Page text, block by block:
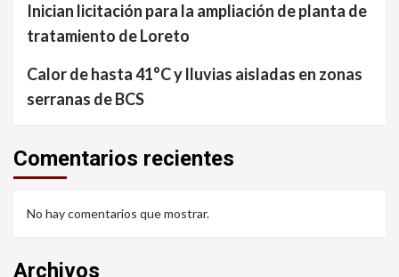
Inician licitación para la ampliación de planta de
tratamiento de Loreto
Calor de hasta 41°C y lluvias aisladas en zonas
serranas de BCS
Comentarios recientes
No hay comentarios que mostrar.
Archivos